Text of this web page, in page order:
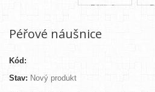
Péřové náušnice
Kód:
Stav: Nový produkt